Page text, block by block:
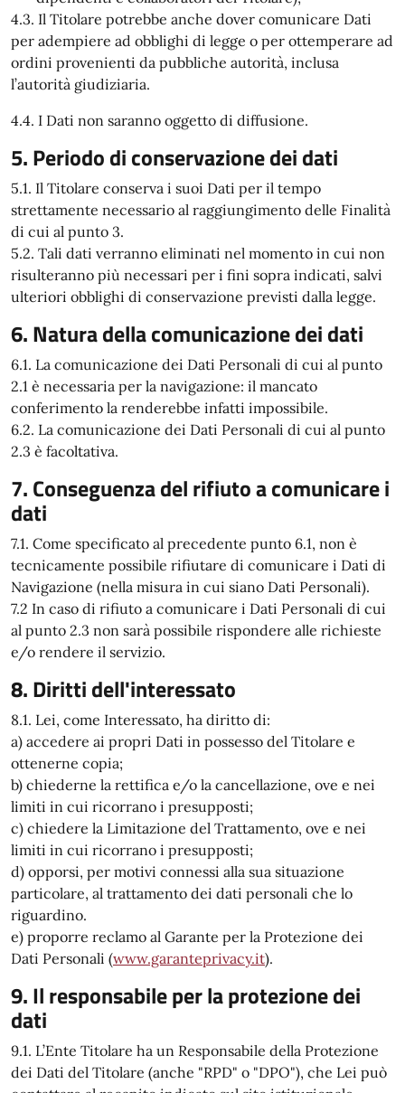
4.3. Il Titolare potrebbe anche dover comunicare Dati
per adempiere ad obblighi di legge o per ottemperare ad
ordini provenienti da pubbliche autorità, inclusa
l’autorità giudiziaria.
4.4. I Dati non saranno oggetto di diffusione.
5. Periodo di conservazione dei dati
5.1. Il Titolare conserva i suoi Dati per il tempo
strettamente necessario al raggiungimento delle Finalità
di cui al punto 3.
5.2. Tali dati verranno eliminati nel momento in cui non
risulteranno più necessari per i fini sopra indicati, salvi
ulteriori obblighi di conservazione previsti dalla legge.
6. Natura della comunicazione dei dati
6.1. La comunicazione dei Dati Personali di cui al punto
2.1 è necessaria per la navigazione: il mancato
conferimento la renderebbe infatti impossibile.
6.2. La comunicazione dei Dati Personali di cui al punto
2.3 è facoltativa.
7. Conseguenza del rifiuto a comunicare i
dati
7.1. Come specificato al precedente punto 6.1, non è
tecnicamente possibile rifiutare di comunicare i Dati di
Navigazione (nella misura in cui siano Dati Personali).
7.2 In caso di rifiuto a comunicare i Dati Personali di cui
al punto 2.3 non sarà possibile rispondere alle richieste
e/o rendere il servizio.
8. Diritti dell'interessato
8.1. Lei, come Interessato, ha diritto di:
a) accedere ai propri Dati in possesso del Titolare e
ottenerne copia;
b) chiederne la rettifica e/o la cancellazione, ove e nei
limiti in cui ricorrano i presupposti;
c) chiedere la Limitazione del Trattamento, ove e nei
limiti in cui ricorrano i presupposti;
d) opporsi, per motivi connessi alla sua situazione
particolare, al trattamento dei dati personali che lo
riguardino.
e) proporre reclamo al Garante per la Protezione dei
Dati Personali (www.garanteprivacy.it).
9. Il responsabile per la protezione dei
dati
9.1. L’Ente Titolare ha un Responsabile della Protezione
dei Dati del Titolare (anche "RPD" o "DPO"), che Lei può